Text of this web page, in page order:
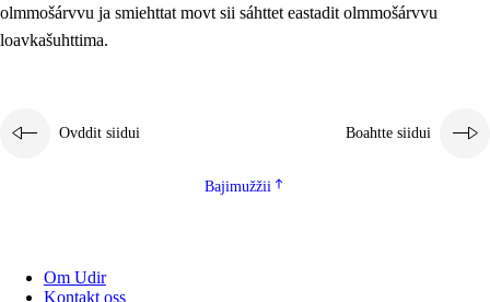
olmmošárvvu ja smiehttat movt sii sáhttet eastadit olmmošárvvu
loavkašuhttima.
Ovddit siidui Boahtte siidui
Bajimužžii
Om Udir
Kontakt oss